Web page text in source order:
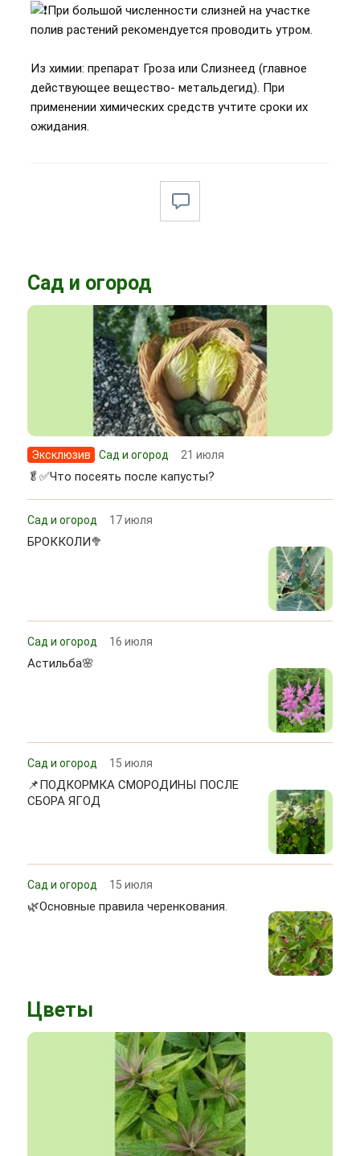
При большой численности слизней на участке
полив растений рекомендуется проводить утром.
Из химии: препарат Гроза или Слизнеед (главное
действующее вещество- метальдегид). При
применении химических средств учтите сроки их
ожидания.
Сад и огород
Эксклюзив Сад и огород 21 июля
🥬✅Что посеять после капусты?
Сад и огород 17 июля
БРОККОЛИ🥦
Сад и огород 16 июля
Астильба🌸
Сад и огород 15 июля
📌ПОДКОРМКА СМОРОДИНЫ ПОСЛЕ
СБОРА ЯГОД
Сад и огород 15 июля
🌿Основные правила черенкования.
Цветы